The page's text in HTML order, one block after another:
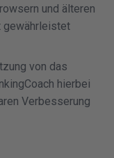
und älteren
gewährleistet
von das
hierbei
Verbesserung